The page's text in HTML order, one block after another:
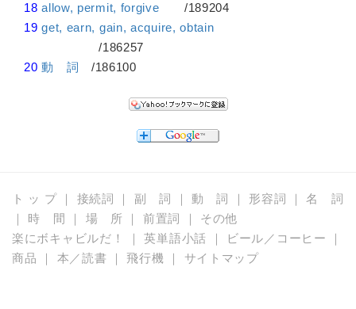
18 allow, permit, forgive /189204
19 get, earn, gain, acquire, obtain
/186257
20 動 詞 /186100
ト ッ プ｜ 接続詞 ｜ 副 詞 ｜ 動 詞 ｜ 形容詞 ｜名 詞
｜ 時 間 ｜ 場 所 ｜ 前置詞 ｜ その他
楽にボキャビルだ！
｜英単語小話 ｜ ビール／コーヒー ｜
商品 ｜ 本／読書 ｜ 飛行機 ｜ サイトマップ